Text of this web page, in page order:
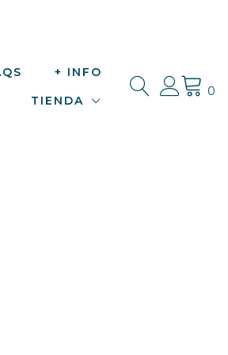
+ INFO
TIENDA
0